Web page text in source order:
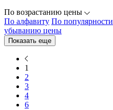
По возрастанию цены
По алфавиту По популярности
убыванию цены
Показать еще
1
2
3
4
6